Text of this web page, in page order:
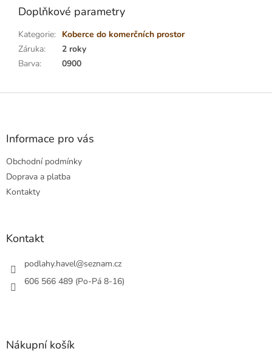
Doplňkové parametry
Kategorie: Koberce do komerčních prostor
Záruka:
2 roky
Barva: 0900
Z
Informace pro vás
Obchodní podmínky
Doprava a platba
Kontakty
Kontakt
podlahy.havel@seznam.cz
606 566 489 (Po-Pá 8-16)
Nákupní košík